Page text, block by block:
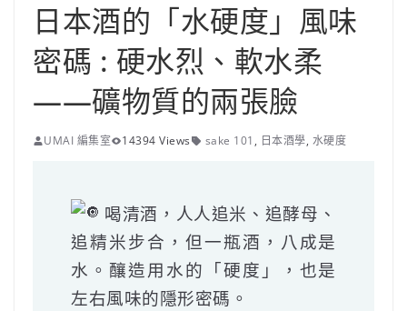
日本酒的「水硬度」風味
密碼 : 硬水烈、軟水柔
——礦物質的兩張臉
UMAI 編集室 14394 Views sake 101 , 日本酒學, 水硬度
喝清酒，人人追米、追酵母、
追精米步合，但一瓶酒，八成是
水。釀造用水的「硬度」，也是
左右風味的隱形密碼。